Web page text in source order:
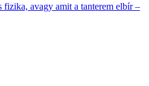
avagy amit a tanterem elbír –